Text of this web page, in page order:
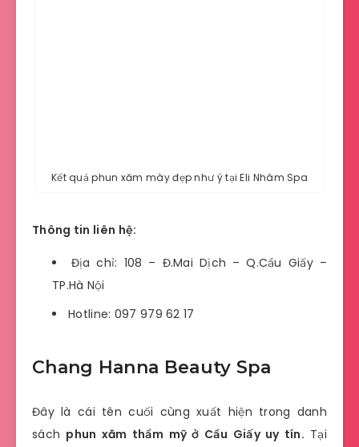
Kết quả phun xăm mày đẹp như ý tại Eli Nhâm Spa
Thông tin liên hệ:
Địa chỉ: 108 – Đ.Mai Dịch – Q.Cầu Giấy –
TP.Hà Nội
Hotline: 097 979 62 17
Chang Hanna Beauty Spa
Đây là cái tên cuối cùng xuất hiện trong danh
sách phun xăm thẩm mỹ ở Cầu Giấy uy tín. Tại